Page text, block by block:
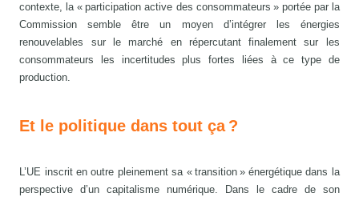
contexte, la « participation active des consommateurs » portée par la
Commission semble être un moyen d’intégrer les énergies
renouvelables sur le marché en répercutant finalement sur les
consommateurs les incertitudes plus fortes liées à ce type de
production.
Et le politique dans tout ça ?
L’UE inscrit en outre pleinement sa « transition » énergétique dans la
perspective d’un capitalisme numérique. Dans le cadre de son